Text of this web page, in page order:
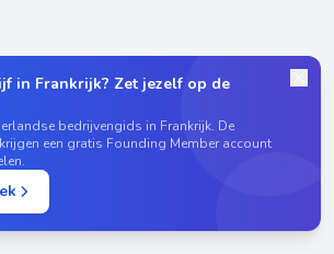
in Frankrijk? Zet jezelf op de
bedrijvengids in Frankrijk. De
krijgen een gratis Founding Member account